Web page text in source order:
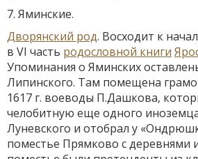
7. Яминские.
Дворянский род. Восходит к
в VI часть родословной книги
Упоминания о Яминских
Липинского. Там помещена
1617 г. воеводы П.Дашкова,
челобитную еще одного
Луневского и отобрал у
поместье Прямково с деревнями